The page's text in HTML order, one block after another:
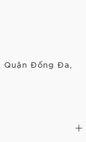
Quận Đống Đa,